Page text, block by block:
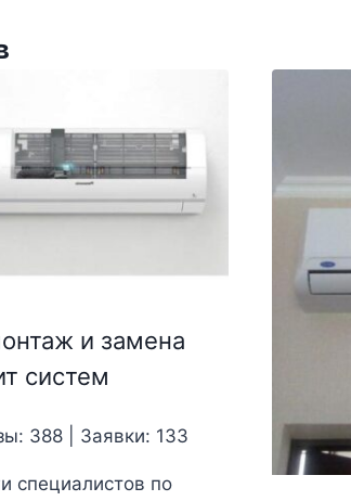
и замена
систем
388 | Заявки: 133
специалистов по